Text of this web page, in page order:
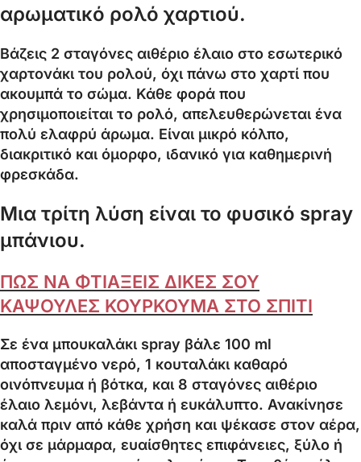
αρωματικό ρολό χαρτιού.
Βάζεις 2 σταγόνες αιθέριο έλαιο στο εσωτερικό
χαρτονάκι του ρολού, όχι πάνω στο χαρτί που
ακουμπά το σώμα. Κάθε φορά που
χρησιμοποιείται το ρολό, απελευθερώνεται ένα
πολύ ελαφρύ άρωμα. Είναι μικρό κόλπο,
διακριτικό και όμορφο, ιδανικό για καθημερινή
φρεσκάδα.
Μια τρίτη λύση είναι το φυσικό spray
μπάνιου.
ΠΩΣ ΝΑ ΦΤΙΑΞΕΙΣ ΔΙΚΕΣ ΣΟΥ
ΚΑΨΟΥΛΕΣ ΚΟΥΡΚΟΥΜΑ ΣΤΟ ΣΠΙΤΙ
Σε ένα μπουκαλάκι spray βάλε 100 ml
αποσταγμένο νερό, 1 κουταλάκι καθαρό
οινόπνευμα ή βότκα, και 8 σταγόνες αιθέριο
έλαιο λεμόνι, λεβάντα ή ευκάλυπτο. Ανακίνησε
καλά πριν από κάθε χρήση και ψέκασε στον αέρα,
όχι σε μάρμαρα, ευαίσθητες επιφάνειες, ξύλο ή